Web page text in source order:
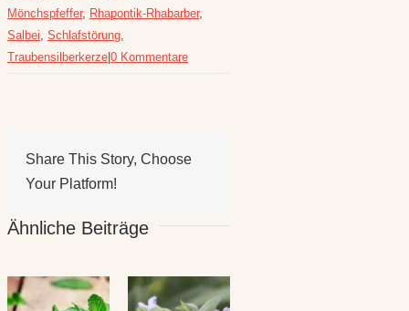
Mönchspfeffer, Rhapontik-Rhabarber,
Salbei, Schlafstörung,
Traubensilberkerze 0 Kommentare
Share This Story, Choose
Your Platform!
Ähnliche Beiträge